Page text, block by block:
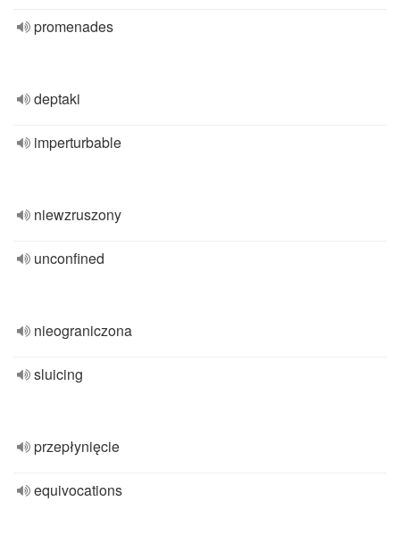
promenades
deptaki
imperturbable
niewzruszony
unconfined
nieograniczona
sluicing
przepłynięcie
equivocations